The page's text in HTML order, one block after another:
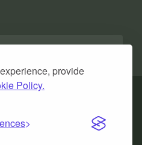
provide
Policy.